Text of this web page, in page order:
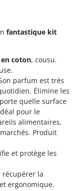
fantastique kit
en coton, cousu.
parfum est très
Élimine les
quelle surface
pour le
alimentaires,
Produit
et protège les
récupérer la
ergonomique.